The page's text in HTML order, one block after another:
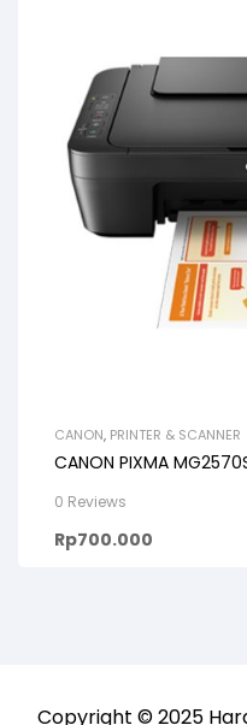
CANON, PRINTER & SCANNER
CANON PIXMA
0 Reviews
Rp700.000
Copyright © 2025